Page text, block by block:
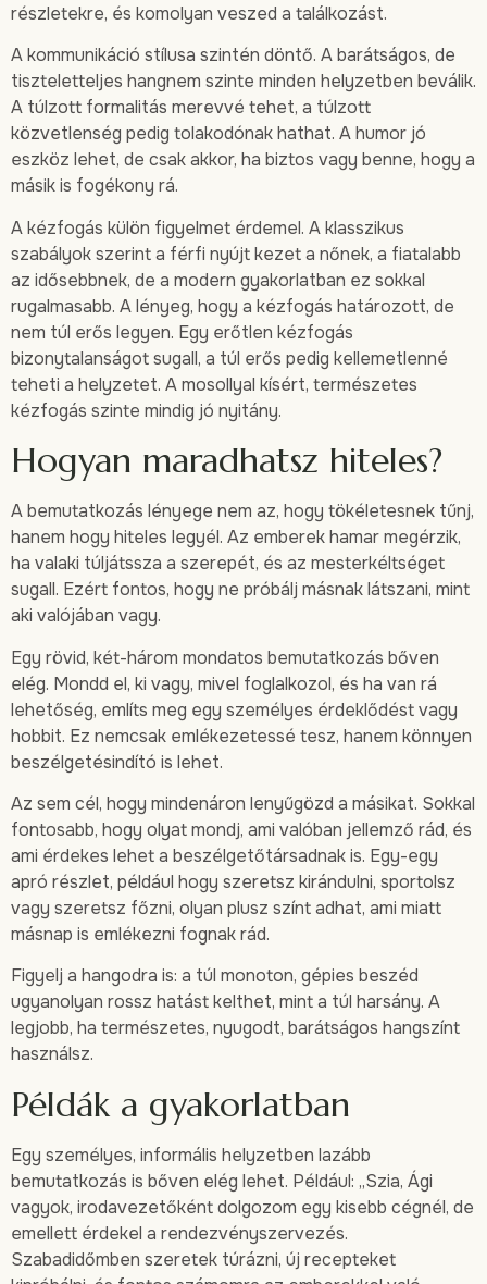
részletekre, és komolyan veszed a találkozást.
A kommunikáció stílusa szintén döntő. A barátságos, de
tiszteletteljes hangnem szinte minden helyzetben beválik.
A túlzott formalitás merevvé tehet, a túlzott
közvetlenség pedig tolakodónak hathat. A humor jó
eszköz lehet, de csak akkor, ha biztos vagy benne, hogy a
másik is fogékony rá.
A kézfogás külön figyelmet érdemel. A klasszikus
szabályok szerint a férfi nyújt kezet a nőnek, a fiatalabb
az idősebbnek, de a modern gyakorlatban ez sokkal
rugalmasabb. A lényeg, hogy a kézfogás határozott, de
nem túl erős legyen. Egy erőtlen kézfogás
bizonytalanságot sugall, a túl erős pedig kellemetlenné
teheti a helyzetet. A mosollyal kísért, természetes
kézfogás szinte mindig jó nyitány.
Hogyan maradhatsz hiteles?
A bemutatkozás lényege nem az, hogy tökéletesnek tűnj,
hanem hogy hiteles legyél. Az emberek hamar megérzik,
ha valaki túljátssza a szerepét, és az mesterkéltséget
sugall. Ezért fontos, hogy ne próbálj másnak látszani, mint
aki valójában vagy.
Egy rövid, két-három mondatos bemutatkozás bőven
elég. Mondd el, ki vagy, mivel foglalkozol, és ha van rá
lehetőség, említs meg egy személyes érdeklődést vagy
hobbit. Ez nemcsak emlékezetessé tesz, hanem könnyen
beszélgetésindító is lehet.
Az sem cél, hogy mindenáron lenyűgözd a másikat. Sokkal
fontosabb, hogy olyat mondj, ami valóban jellemző rád, és
ami érdekes lehet a beszélgetőtársadnak is. Egy-egy
apró részlet, például hogy szeretsz kirándulni, sportolsz
vagy szeretsz főzni, olyan plusz színt adhat, ami miatt
másnap is emlékezni fognak rád.
Figyelj a hangodra is: a túl monoton, gépies beszéd
ugyanolyan rossz hatást kelthet, mint a túl harsány. A
legjobb, ha természetes, nyugodt, barátságos hangszínt
használsz.
Példák a gyakorlatban
Egy személyes, informális helyzetben lazább
bemutatkozás is bőven elég lehet. Például: „Szia, Ági
vagyok, irodavezetőként dolgozom egy kisebb cégnél, de
emellett érdekel a rendezvényszervezés.
Szabadidőmben szeretek túrázni, új recepteket